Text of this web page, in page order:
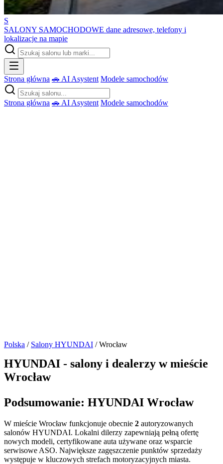
S
SALONY SAMOCHODOWE dane adresowe, telefony i
lokalizacje na mapie
Strona główna 🚗 AI Asystent Modele samochodów
Strona główna 🚗 AI Asystent Modele samochodów
Polska / Salony HYUNDAI / Wrocław
HYUNDAI - salony i dealerzy w mieście
Wrocław
Podsumowanie: HYUNDAI Wrocław
W mieście Wrocław funkcjonuje obecnie 2 autoryzowanych
salonów HYUNDAI. Lokalni dilerzy zapewniają pełną ofertę
nowych modeli, certyfikowane auta używane oraz wsparcie
serwisowe ASO. Największe zagęszczenie punktów sprzedaży
występuje w kluczowych strefach motoryzacyjnych miasta.